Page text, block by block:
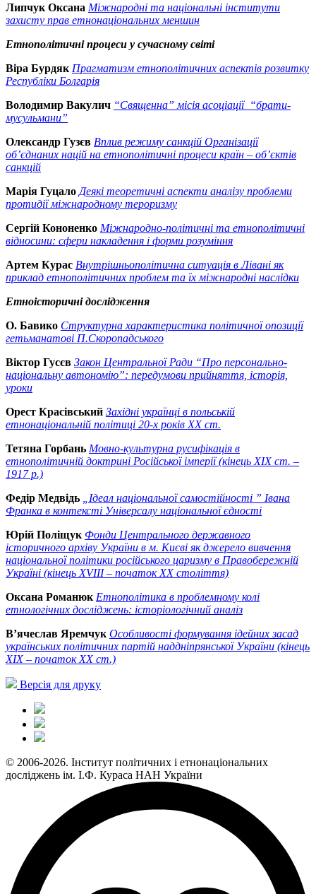
Липчук Оксана Міжнародні та національні інститути
захисту прав етнонаціональних меншин
Етнополітичні процеси у сучасному світі
Віра Бурдяк Прагматизм етнополітичних аспектів розвитку
Республіки Болгарія
Володимир Вакулич “Священна” місія асоціації “брати-
мусульмани”
Олександр Гузєв Вплив режиму санкцій Організації
об’єднаних націй на етнополітичні процеси країн – об’єктів
санкцій
Марія Гуцало Деякі теоретичні аспекти аналізу проблеми
протидії міжнародному тероризму
Сергій Кононенко Міжнародно-політичні та етнополітичні
відносини: сфери накладення і форми розуміння
Артем Курас Внутрішньополітична ситуація в Лівані як
приклад етнополітичних проблем та їх міжнародні наслідки
Етноісторичні дослідження
О. Бавико Структурна характеристика політичної опозиції
гетьманатові П.Скоропадського
Віктор Гусєв Закон Центральної Ради “Про персонально-
національну автономію”: передумови прийняття, історія,
уроки
Орест Красівський Західні українці в польській
етнонаціональній політиці 20-х років ХХ ст.
Тетяна Горбань Мовно-культурна русифікація в
етнополітичній доктрині Російської імперії (кінець ХІХ ст. –
1917 р.)
Федір Медвідь
„Ідеал національної самостійності ” Івана
Франка в контексті Універсалу національної єдності
Юрій Поліщук Фонди Центрального державного
історичного архіву України в м. Києві як джерело вивчення
національної політики російського царизму в Правобережній
Україні (кінець XVIII – початок XX століття)
Оксана Романюк Етнополітика в проблемному колі
етнологічних досліджень: історіологічний аналіз
В’ячеслав Яремчук Особливості формування ідейних засад
українських політичних партій наддніпрянської України (кінець
ХІХ – початок ХХ ст.)
Версія для друку
© 2006-2026. Інститут політичних і етнонаціональних
досліджень ім. І.Ф. Кураса НАН України